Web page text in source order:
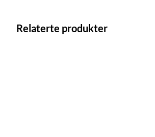
Relaterte produkter